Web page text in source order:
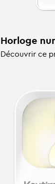
Horloge
Découvrir ce